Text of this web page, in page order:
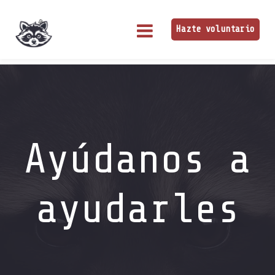
Hazte voluntario
Ayúdanos a
ayudarles